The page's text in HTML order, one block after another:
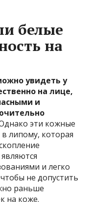
белые
на
увидеть у
на лице,
и
эти кожные
липому, которая
и легко
не допустить
раньше
на коже.